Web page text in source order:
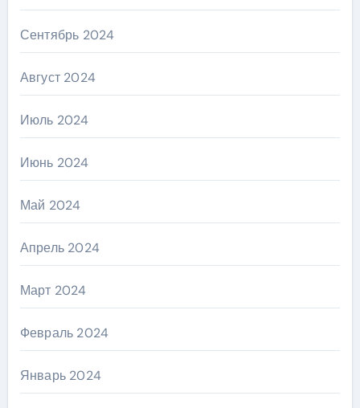
Сентябрь 2024
Август 2024
Июль 2024
Июнь 2024
Май 2024
Апрель 2024
Март 2024
Февраль 2024
Январь 2024